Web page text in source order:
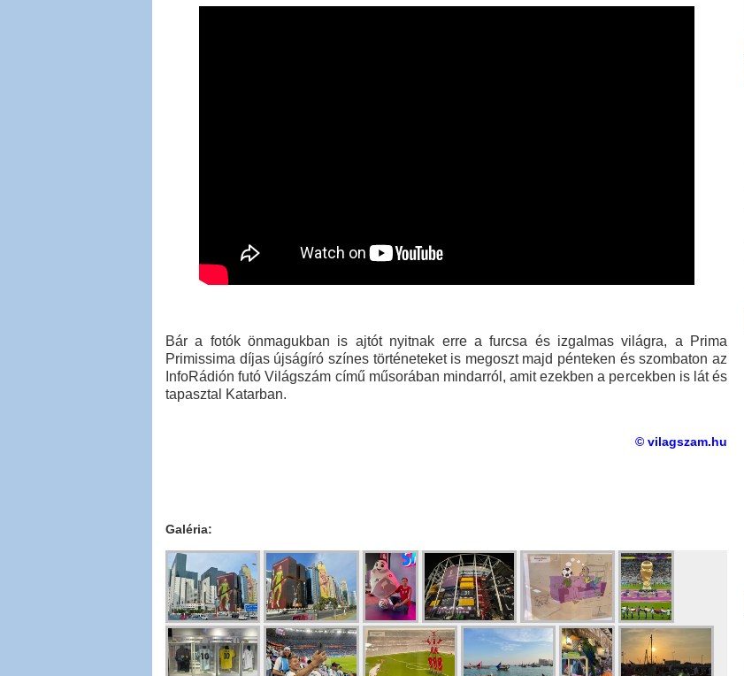
Bár a fotók önmagukban is ajtót nyitnak erre a furcsa és izgalmas világra, a Prima
Primissima díjas újságíró színes történeteket is megoszt majd pénteken és szombaton az
InfoRádión futó Világszám című műsorában mindarról, amit ezekben a percekben is lát és
tapasztal Katarban.
© vilagszam.hu
Galéria: